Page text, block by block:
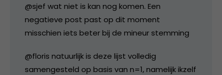
@sjef wat niet is kan nog komen. Een
negatieve post past op dit moment
misschien iets beter bij de mineur stemming
@floris natuurlijk is deze lijst volledig
samengesteld op basis van n=1, namelijk ikzelf